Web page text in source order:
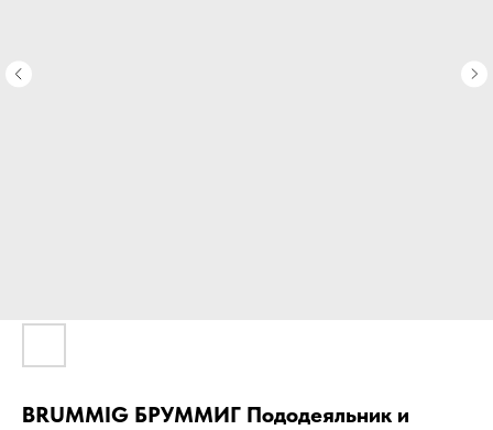
BRUMMIG БРУММИГ Пододеяльник и